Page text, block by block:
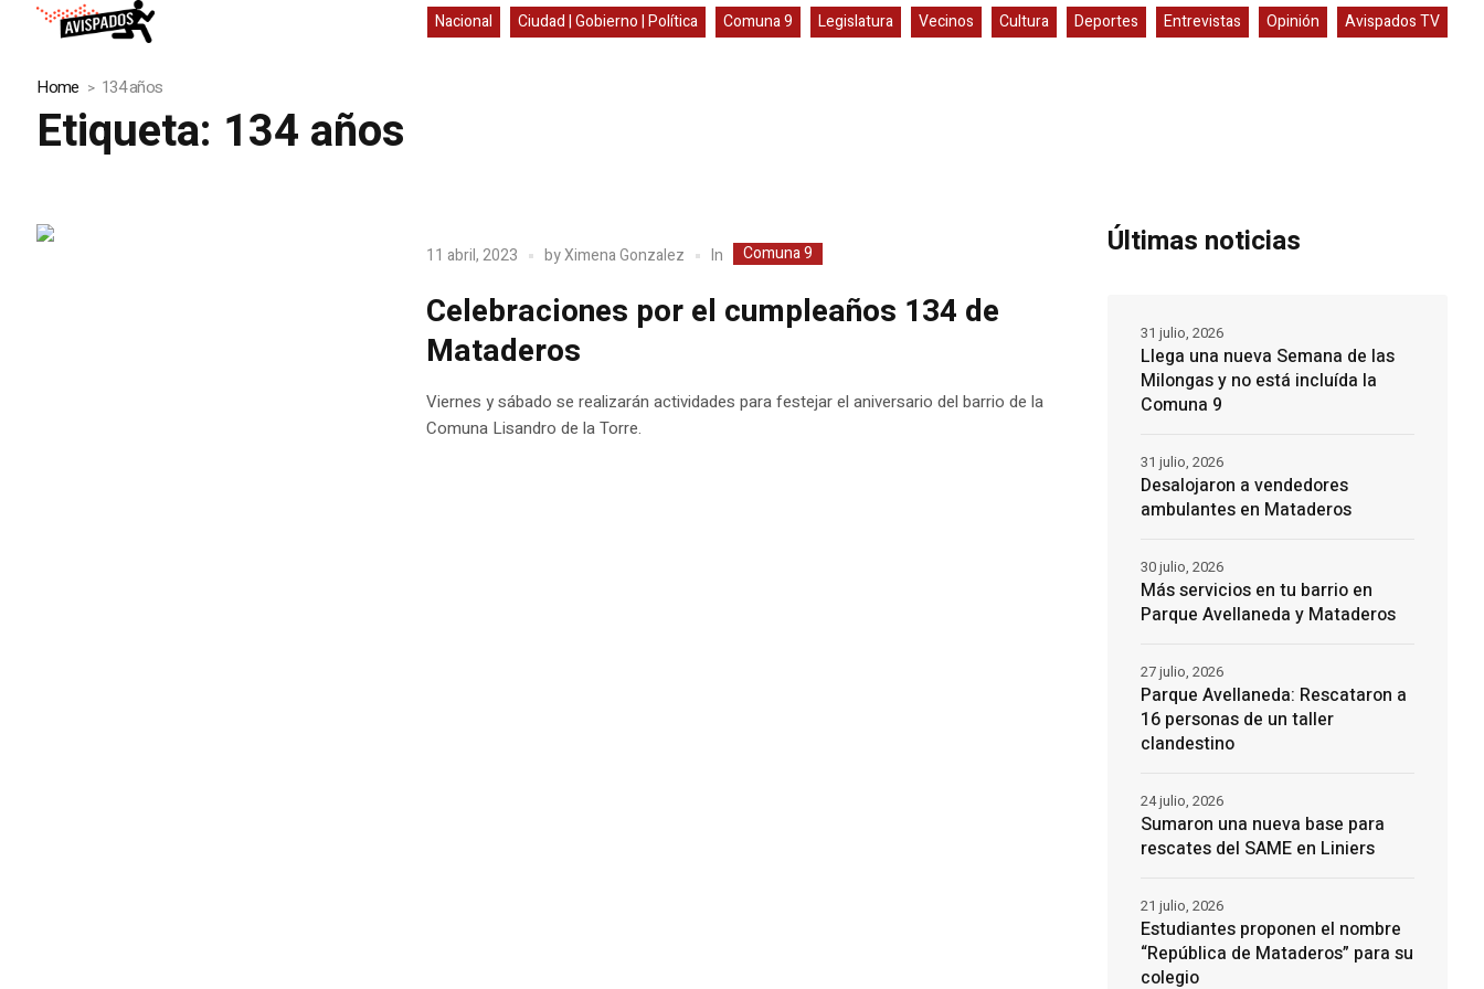
Nacional Ciudad | Gobierno | Política Comuna 9 Legislatura Vecinos Cultura Deportes Entrevistas Opinión Avispados TV
Home 134 años
Etiqueta: 134 años
11 abril, 2023 byXimena Gonzalez In Comuna 9
Celebraciones por el cumpleaños 134 de
Mataderos
Viernes y sábado se realizarán actividades para festejar el aniversario del barrio de la
Comuna Lisandro de la Torre.
Últimas noticias
Llega una nueva Semana de las
Milongas y no está incluída la
Comuna 9
31 julio, 2026
Desalojaron a vendedores
ambulantes en Mataderos
31 julio, 2026
Más servicios en tu barrio en
Parque Avellaneda y Mataderos
30 julio, 2026
Parque Avellaneda: Rescataron a
16 personas de un taller
clandestino
27 julio, 2026
Sumaron una nueva base para
rescates del SAME en Liniers
24 julio, 2026
Estudiantes proponen el nombre
“República de Mataderos” para su
colegio
21 julio, 2026